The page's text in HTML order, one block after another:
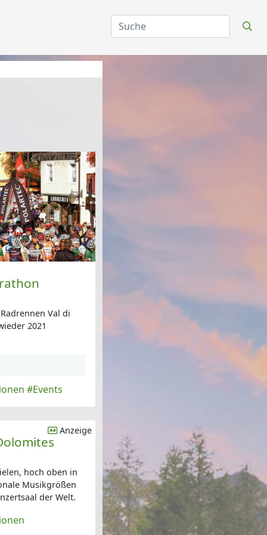
Val di
2021
#Events
Anzeige
hoch oben in
Musikgrößen
der Welt.